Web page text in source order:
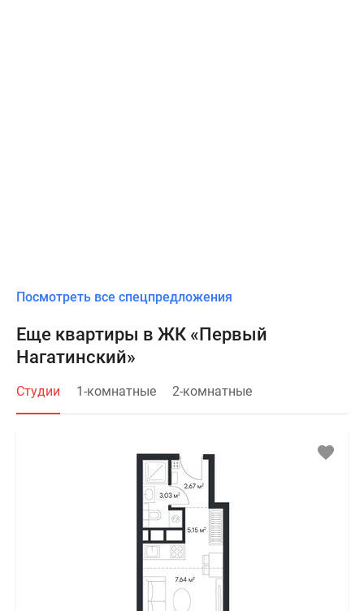
Посмотреть все спецпредложения
Еще квартиры в ЖК «Первый
Нагатинский»
Студии 1-комнатные 2-комнатные